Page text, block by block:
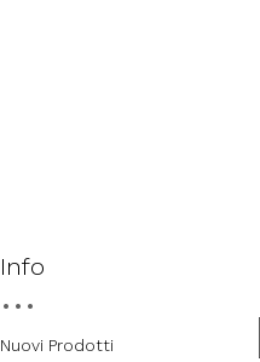
Info
Nuovi Prodotti